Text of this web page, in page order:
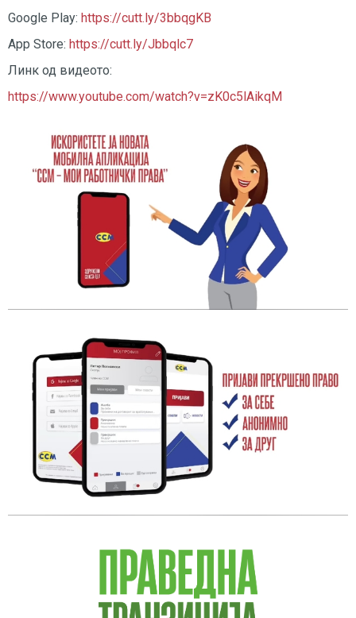
Google Play: https://cutt.ly/3bbqgKB
App Store: https://cutt.ly/Jbbqlc7
Линк од видеото:
https://www.youtube.com/watch?v=zK0c5lAikqM